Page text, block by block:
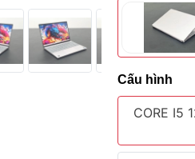
Cấu hình
CORE I5